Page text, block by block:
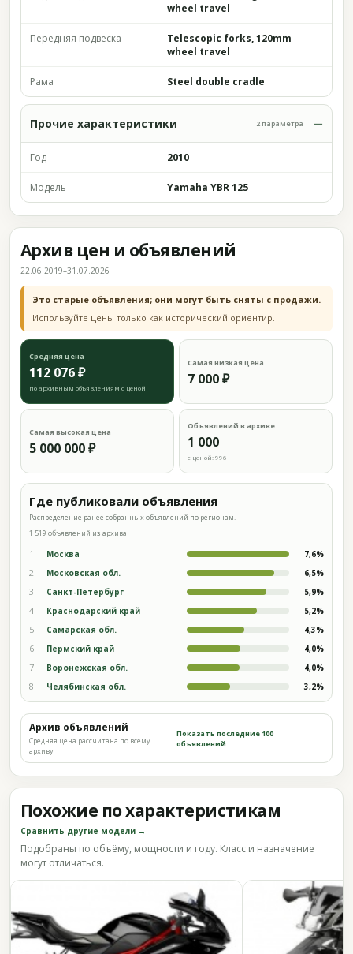
wheel travel
Передняя подвеска
Telescopic forks, 120mm
wheel travel
Рама Steel double cradle
Прочие характеристики 2 параметра
Год 2010
Модель Yamaha YBR 125
Архив цен и объявлений
22.06.2019–31.07.2026
Это старые объявления; они могут быть сняты с продажи.
Используйте цены только как исторический ориентир.
Средняя цена
112 076 ₽
по архивным объявлениям с ценой
Самая низкая цена
7 000 ₽
Самая высокая цена
5 000 000 ₽
Объявлений в архиве
1 000
с ценой: 996
Где публиковали объявления
Распределение ранее собранных объявлений по регионам.
1 519 объявлений из архива
1 Москва 7,6%
2 Московская обл. 6,5%
3 Санкт-Петербург 5,9%
4 Краснодарский край 5,2%
5 Самарская обл. 4,3%
6 Пермский край 4,0%
7 Воронежская обл. 4,0%
8 Челябинская обл. 3,2%
Архив объявлений
Средняя цена рассчитана по всему
архиву
Показать последние 100
объявлений
Похожие по характеристикам
Сравнить другие модели →
Подобраны по объёму, мощности и году. Класс и назначение
могут отличаться.